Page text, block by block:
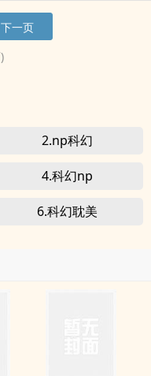
备几率增加百分之三十！
...
下一页
2.np科幻
4.科幻np
6.科幻耽美